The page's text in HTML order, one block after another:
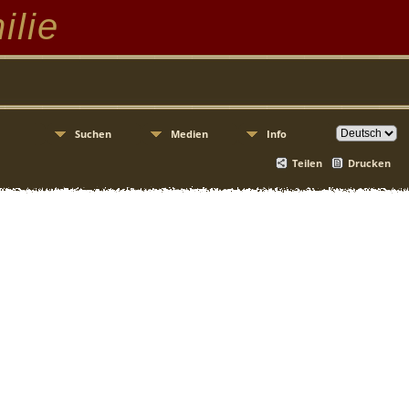
Suchen Medien Info
Teilen Drucken